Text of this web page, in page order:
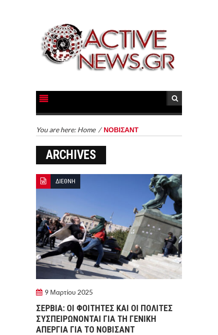
You are here: Home / ΝΟΒΙΣΑΝΤ
ARCHIVES
ΔΙΕΘΝΗ
9 Μαρτίου 2025
ΣΕΡΒΙΑ: ΟΙ ΦΟΙΤΗΤΕΣ ΚΑΙ ΟΙ ΠΟΛΙΤΕΣ
ΣΥΣΠΕΙΡΩΝΟΝΤΑΙ ΓΙΑ ΤΗ ΓΕΝΙΚΗ
ΑΠΕΡΓΙΑ ΓΙΑ ΤΟ ΝΟΒΙΣΑΝΤ